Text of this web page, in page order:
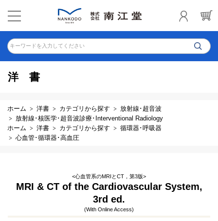
キーワードを入力してください
洋書
ホーム 洋書 カテゴリから探す
放射線･超音波
放射線･核医学･超音波診療･Interventional Radiology
ホーム
洋書 カテゴリから探す
循環器･呼吸器
心血管･循環器･高血圧
<心血管系のMRIとCT，第3版>
MRI & CT of the Cardiovascular System,
3rd ed.
(With Online Access)